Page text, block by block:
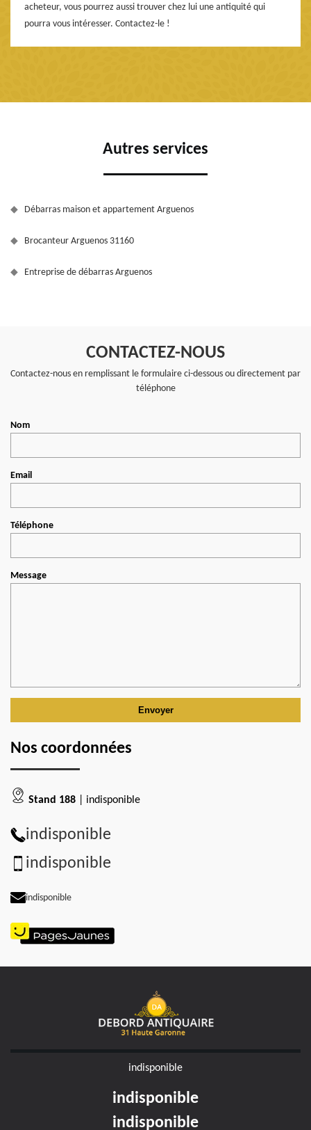
acheteur, vous pourrez aussi trouver chez lui une antiquité qui
pourra vous intéresser. Contactez-le !
Autres services
Débarras maison et appartement Arguenos
Brocanteur Arguenos 31160
Entreprise de débarras Arguenos
CONTACTEZ-NOUS
Contactez-nous en remplissant le formulaire ci-dessous ou directement par
téléphone
Nom
Email
Téléphone
Message
Nos coordonnées
Stand 188 | indisponible
indisponible
indisponible
indisponible
indisponible
indisponible
indisponible